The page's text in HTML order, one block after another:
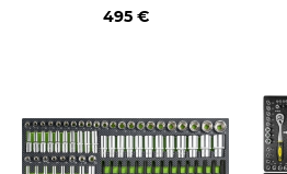
ODUL KÄRUST 40236T TRIU
495 €
E